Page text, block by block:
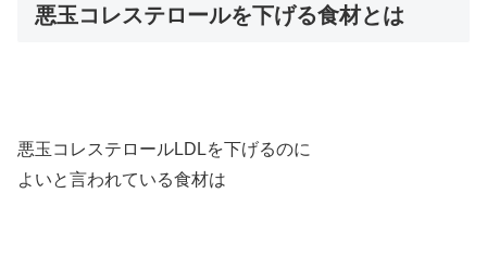
悪玉コレステロールを下げる食材とは
悪玉コレステロールLDLを下げるのに
よいと言われている食材は